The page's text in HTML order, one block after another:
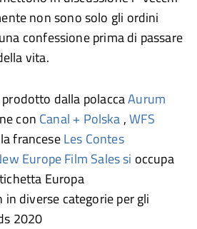
non sono solo gli ordini
confessione prima di passare
vita.
dalla polaccaAurum
con Canal + Polska ,WFS
franceseLes Contes
Europe Film Sales si occupa
Europa
diverse categorie per gli
2020